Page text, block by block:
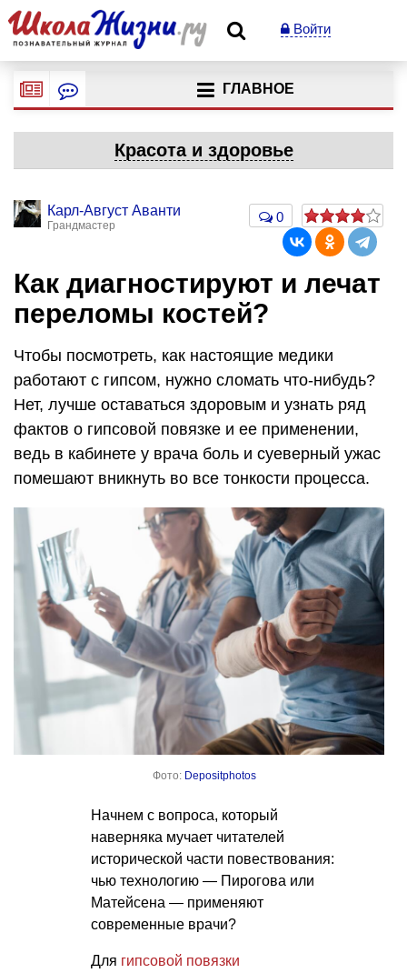
Войти
ГЛАВНОЕ
Красота и здоровье
Карл-Август Аванти
Грандмастер
0
Как диагностируют и лечат
переломы костей?
Чтобы посмотреть, как настоящие медики
работают с гипсом, нужно сломать что-нибудь?
Нет, лучше оставаться здоровым и узнать ряд
фактов о гипсовой повязке и ее применении,
ведь в кабинете у врача боль и суеверный ужас
помешают вникнуть во все тонкости процесса.
Фото: Depositphotos
Начнем с вопроса, который
наверняка мучает читателей
исторической части повествования:
чью технологию — Пирогова или
Матейсена — применяют
современные врачи?
Для гипсовой повязки